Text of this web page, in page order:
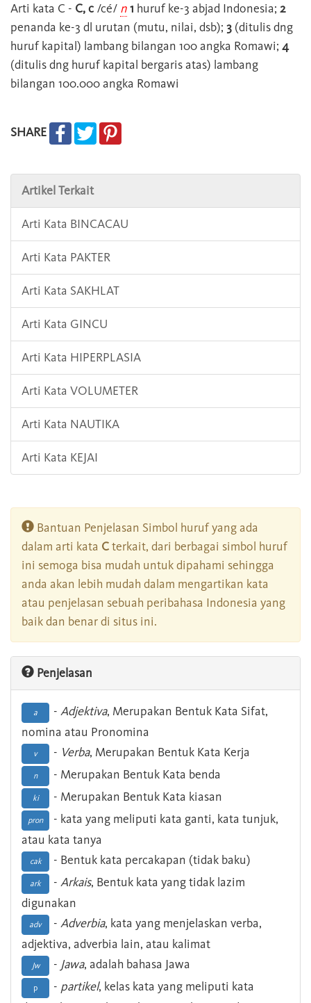
Arti kata C - C, c /cé/ n1 huruf ke-3 abjad Indonesia; 2
penanda ke-3 dl urutan (mutu, nilai, dsb); 3 (ditulis dng
huruf kapital) lambang bilangan 100 angka Romawi; 4
(ditulis dng huruf kapital bergaris atas) lambang
bilangan 100.000 angka Romawi
SHARE
Artikel Terkait
Arti Kata BINCACAU
Arti Kata PAKTER
Arti Kata SAKHLAT
Arti Kata GINCU
Arti Kata HIPERPLASIA
Arti Kata VOLUMETER
Arti Kata NAUTIKA
Arti Kata KEJAI
Bantuan Penjelasan Simbol huruf yang ada
dalam arti kata Cterkait, dari berbagai simbol huruf
ini semoga bisa mudah untuk dipahami sehingga
anda akan lebih mudah dalam mengartikan kata
atau penjelasan sebuah peribahasa Indonesia yang
baik dan benar di situs ini.
Penjelasan
a - Adjektiva, Merupakan Bentuk Kata Sifat,
nomina atau Pronomina
v - Verba, Merupakan Bentuk Kata Kerja
n - Merupakan Bentuk Kata benda
ki - Merupakan Bentuk Kata kiasan
pron
- kata yang meliputi kata ganti, kata tunjuk,
atau kata tanya
cak - Bentuk kata percakapan (tidak baku)
ark - Arkais, Bentuk kata yang tidak lazim
digunakan
adv - Adverbia, kata yang menjelaskan verba,
adjektiva, adverbia lain, atau kalimat
Jw - Jawa, adalah bahasa Jawa
p - partikel, kelas kata yang meliputi kata